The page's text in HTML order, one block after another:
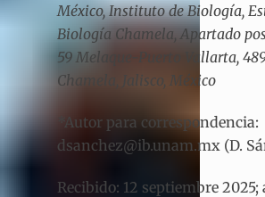
México, Instituto de Biología,
Biología Chamela, Apartado
59 Melaque-Puerto Vallarta,
Chamela, Jalisco, México
*Autor para correspondencia:
dsanchez@ib.unam.mx (D.
Recibido: 12 septiembre 2025;